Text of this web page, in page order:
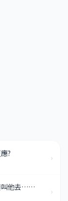
? ›
叫他去…… ›